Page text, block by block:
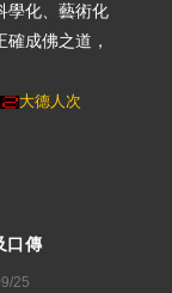
學化、藝術化
成佛之道，
大德人次
口傳
25